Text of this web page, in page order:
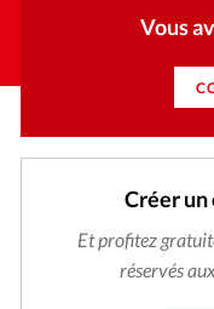
Vous
Créer
Et profitez
réservés